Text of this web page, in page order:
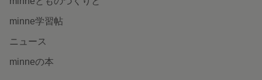
minne学習帖
ニュース
minneの本